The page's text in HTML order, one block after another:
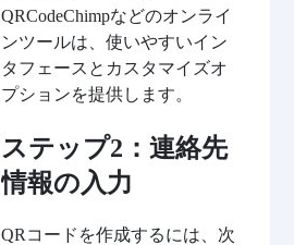
QRCodeChimpなどのオンライ
ンツールは、使いやすいイン
タフェースとカスタマイズオ
プションを提供します。
ステップ2：連絡先
情報の入力
QRコードを作成するには、次